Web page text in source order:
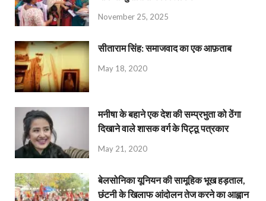
November 25, 2025
सीताराम सिंह: समाजवाद का एक आफ़ताब
May 18, 2020
मनीषा के बहाने एक देश की सम्प्रभुता को ठेंगा
दिखाने वाले शासक वर्ग के पिट्ठू पत्रकार
May 21, 2020
बेलसोनिका यूनियन की सामूहिक भूख हड़ताल,
छंटनी के खिलाफ आंदोलन तेज करने का आह्वान